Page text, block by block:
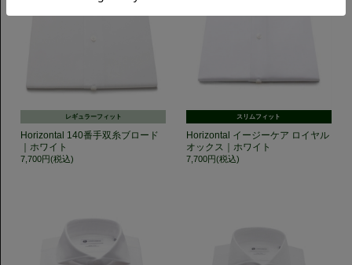
レギュラーフィット
Horizontal 140番手双糸ブロード
｜ホワイト
7,700円(税込)
スリムフィット
Horizontal イージーケア ロイヤル
オックス｜ホワイト
7,700円(税込)